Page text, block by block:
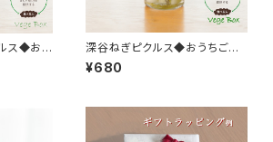
ス◆おう
深谷ねぎピクルス◆おうちごは
ん＊ギフト
¥680